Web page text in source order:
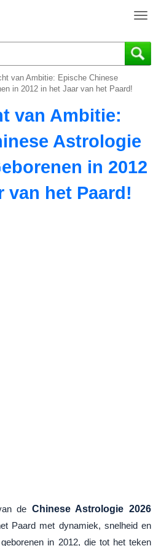
T
g
g
i
a
van Ambitie: Epische Chinese
in 2012 in het Jaar van het Paard!
van Ambitie:
Astrologie
in 2012
van het Paard!
de Chinese Astrologie 2026
Paard met dynamiek, snelheid en
in 2012, die tot het teken